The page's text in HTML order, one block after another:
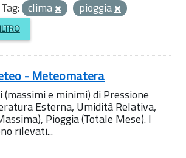
Tag: clima pioggia
- Meteomatera
e minimi) di Pressione
Esterna, Umidità Relativa,
Pioggia (Totale Mese). I
rilevati...